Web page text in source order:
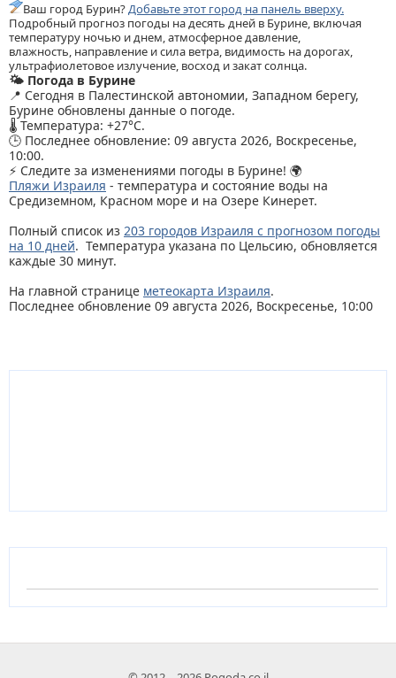
Ваш город Бурин?Добавьте этот город на панель вверху.
Подробный прогноз погоды на десять дней в Бурине, включая
температуру ночью и днем, атмосферное давление,
влажность, направление и сила ветра, видимость на дорогах,
ультрафиолетовое излучение, восход и закат солнца.
🌤️ Погода в Бурине
📍 Сегодня в Палестинской автономии, Западном берегу,
Бурине обновлены данные о погоде.
🌡️ Температура: +27°C.
🕒 Последнее обновление: 09 августа 2026, Воскресенье,
10:00.
⚡ Следите за изменениями погоды в Бурине! 🌍
Пляжи Израиля - температура и состояние воды на
Средиземном, Красном море и на Озере Кинерет.
Полный список из 203 городов Израиля с прогнозом погоды
на 10 дней. Температура указана по Цельсию, обновляется
каждые 30 минут.
На главной странице метеокарта Израиля.
Последнее обновление 09 августа 2026, Воскресенье, 10:00